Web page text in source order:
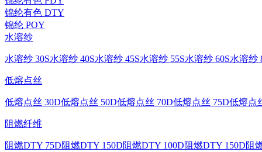
锦纶有色 DTY
锦纶 POY
水溶纱
水溶纱 30S水溶纱 40S水溶纱 45S水溶纱 55S水溶纱 60S水溶纱
低熔点丝
低熔点丝 30D低熔点丝 50D低熔点丝 70D低熔点丝 75D低熔点
阻燃纤维
阻燃DTY 75D阻燃DTY 150D阻燃DTY 100D阻燃DTY 150D阻